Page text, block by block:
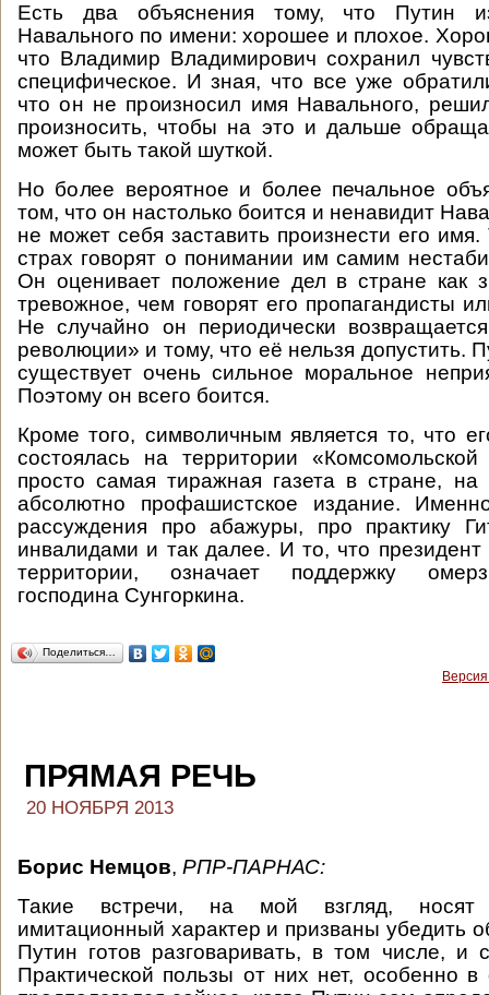
Есть два объяснения тому, что Путин
Навального по имени: хорошее и плохое.
что Владимир Владимирович сохранил
специфическое. И зная, что все уже
что он не произносил имя Навального,
произносить, чтобы на это и дальше
может быть такой шуткой.
Но более вероятное и более печальное
том, что он настолько боится и ненавидит
не может себя заставить произнести его имя.
страх говорят о понимании им самим
Он оценивает положение дел в стране как
тревожное, чем говорят его пропагандисты
Не случайно он периодически
революции» и тому, что её нельзя допустить.
существует очень сильное моральное
Поэтому он всего боится.
Кроме того, символичным является то, что
состоялась на территории
просто самая тиражная газета в стране,
абсолютно профашистское издание.
рассуждения про абажуры, про практику
инвалидами и так далее. И то, что президент
территории, означает поддержку
господина Сунгоркина.
Поделиться…
ПРЯМАЯ РЕЧЬ
20 НОЯБРЯ 2013
Борис Немцов, РПР-ПАРНАС:
Такие встречи, на мой взгляд, носят
имитационный характер и призваны убедить
Путин готов разговаривать, в том числе, и
Практической пользы от них нет, особенно